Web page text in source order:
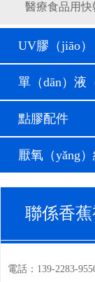
醫療食品用快
UV膠（jiāo）
點膠配件
厭氧（yǎng
聯係香
電話： 139-2283-